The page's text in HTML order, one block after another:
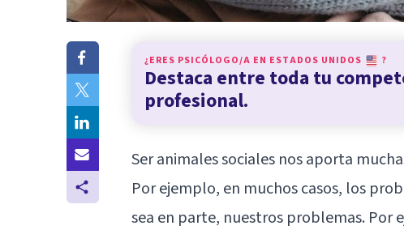
¿ERES PSICÓLOGO/A EN ESTADOS UNIDOS ?
Destaca entre toda tu
profesional.
Ser animales sociales nos aporta
Por ejemplo, en muchos casos, los
sea en parte, nuestros problemas. Por